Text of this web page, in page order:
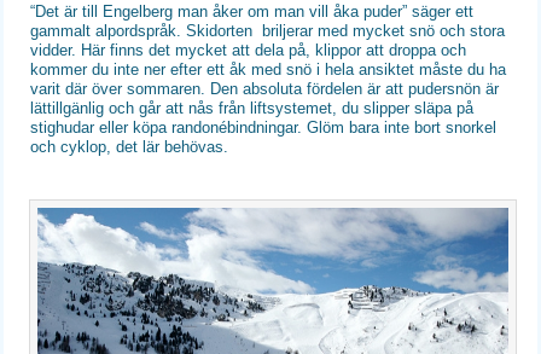
“Det är till Engelberg man åker om man vill åka puder” säger ett
gammalt alpordspråk. Skidorten briljerar med mycket snö och stora
vidder. Här finns det mycket att dela på, klippor att droppa och
kommer du inte ner efter ett åk med snö i hela ansiktet måste du ha
varit där över sommaren. Den absoluta fördelen är att pudersnön är
lättillgänlig och går att nås från liftsystemet, du slipper släpa på
stighudar eller köpa randonébindningar. Glöm bara inte bort snorkel
och cyklop, det lär behövas.